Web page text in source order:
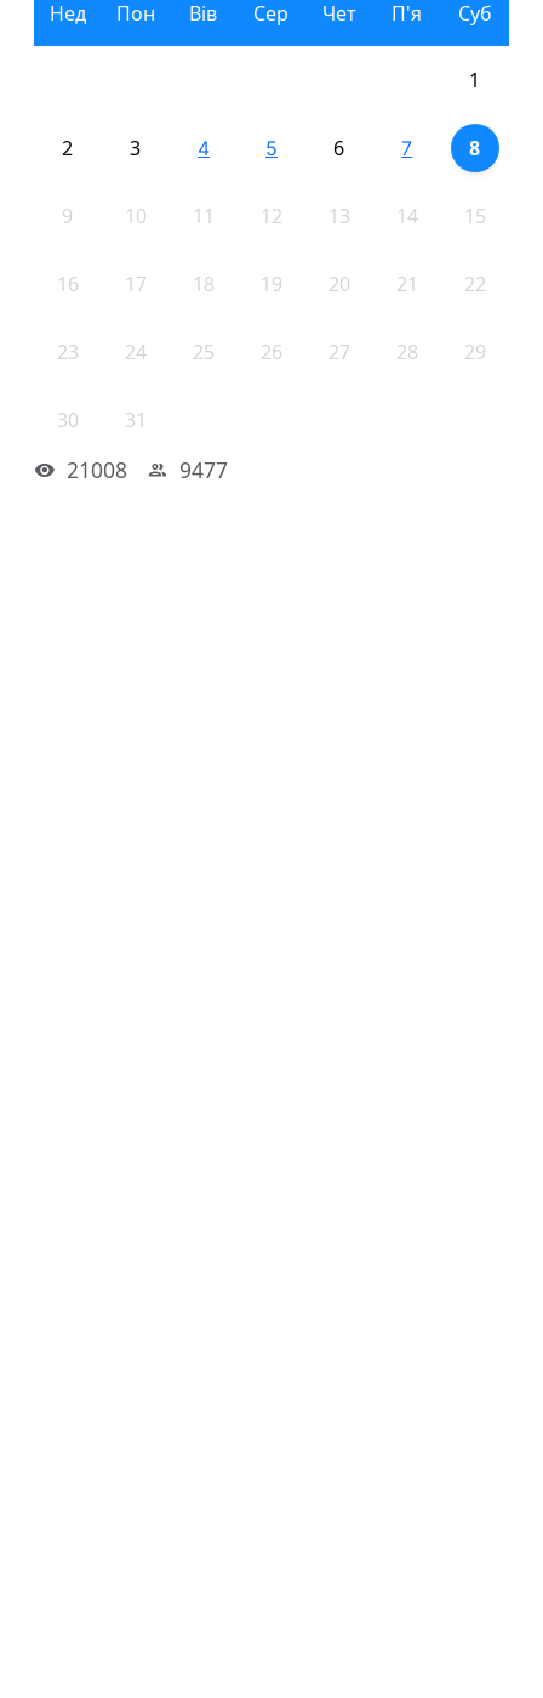
Нед Пон Вів Сер Чет П'я Суб
1
2 3 4 5 6 7 8
9 10 11 12 13 14 15
16 17 18 19 20 21 22
23 24 25 26 27 28 29
30 31
21008 9477